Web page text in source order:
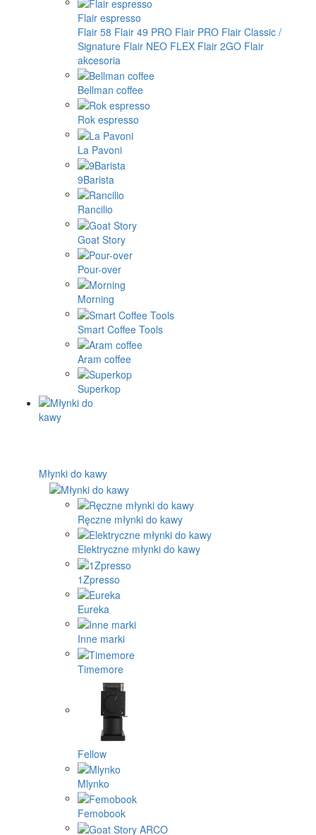
Flair espresso
Flair 58 Flair 49 PRO Flair PRO Flair Classic /
Signature Flair NEO FLEX Flair 2GO Flair
akcesoria
Bellman coffee
Rok espresso
La Pavoni
9Barista
Rancilio
Goat Story
Pour-over
Morning
Smart Coffee Tools
Aram coffee
Superkop
Młynki do kawy
Ręczne młynki do kawy
Elektryczne młynki do kawy
1Zpresso
Eureka
Inne marki
Timemore
Fellow
Mlynko
Femobook